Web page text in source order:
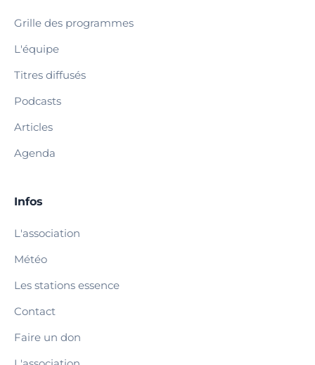
Grille des programmes
L'équipe
Titres diffusés
Podcasts
Articles
Agenda
Infos
L'association
Météo
Les stations essence
Contact
Faire un don